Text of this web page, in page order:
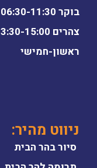
בוקר 06:30-11:30
צהרים 13:30-15:00
ראשון-חמישי
ניווט מהיר:
סיור בהר הבית